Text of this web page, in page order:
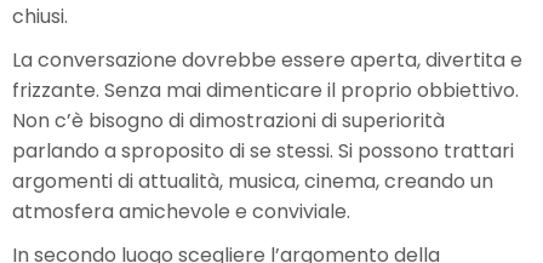
chiusi.
La conversazione dovrebbe essere aperta, divertita e
frizzante. Senza mai dimenticare il proprio obbiettivo.
Non c’è bisogno di dimostrazioni di superiorità
parlando a sproposito di se stessi. Si possono trattari
argomenti di attualità, musica, cinema, creando un
atmosfera amichevole e conviviale.
In secondo luogo scegliere l’argomento della